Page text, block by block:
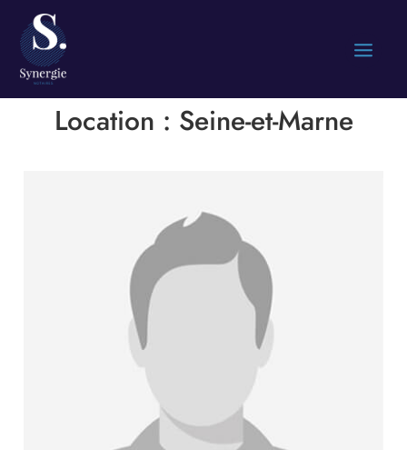
Immobilier
Location : Seine-et-Marne